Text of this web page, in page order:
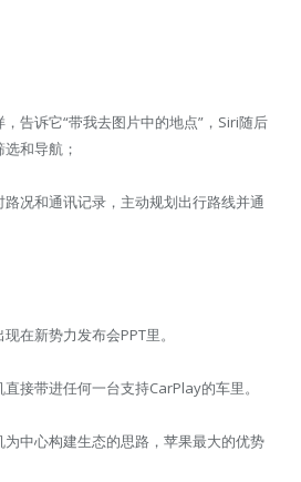
告诉它“带我去图片中的地点”，Siri随后
和导航；
况和通讯记录，主动规划出行路线并通
在新势力发布会PPT里。
接带进任何一台支持CarPlay的车里。
中心构建生态的思路，苹果最大的优势